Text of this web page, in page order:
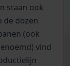
staan ook
de dozen
(ook
vind